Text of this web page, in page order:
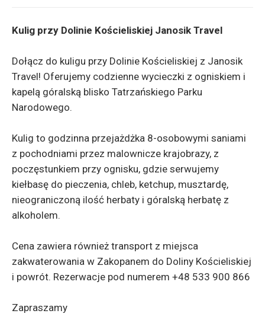
Kulig przy Dolinie Kościeliskiej Janosik Travel
Dołącz do kuligu przy Dolinie Kościeliskiej z Janosik
Travel! Oferujemy codzienne wycieczki z ogniskiem i
kapelą góralską blisko Tatrzańskiego Parku
Narodowego.
Kulig to godzinna przejażdżka 8-osobowymi saniami
z pochodniami przez malownicze krajobrazy, z
poczęstunkiem przy ognisku, gdzie serwujemy
kiełbasę do pieczenia, chleb, ketchup, musztardę,
nieograniczoną ilość herbaty i góralską herbatę z
alkoholem.
Cena zawiera również transport z miejsca
zakwaterowania w Zakopanem do Doliny Kościeliskiej
i powrót. Rezerwacje pod numerem +48 533 900 866
Zapraszamy